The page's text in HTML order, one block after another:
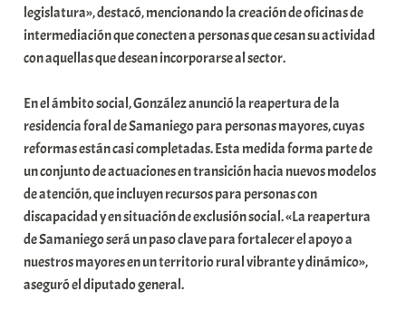
legislatura», destacó, mencionando la creación de oficinas de
intermediación que conecten a personas que cesan su actividad
con aquellas que desean incorporarse al sector.
En el ámbito social, González anunció la reapertura de la
residencia foral de Samaniego para personas mayores, cuyas
reformas están casi completadas. Esta medida forma parte de
un conjunto de actuaciones en transición hacia nuevos modelos
de atención, que incluyen recursos para personas con
discapacidad y en situación de exclusión social. «La reapertura
de Samaniego será un paso clave para fortalecer el apoyo a
nuestros mayores en un territorio rural vibrante y dinámico»,
aseguró el diputado general.